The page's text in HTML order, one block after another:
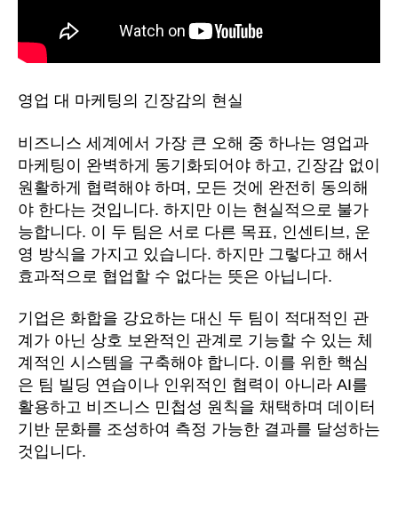
영업 대 마케팅의 긴장감의 현실
비즈니스 세계에서 가장 큰 오해 중 하나는 영업과
마케팅이 완벽하게 동기화되어야 하고, 긴장감 없이
원활하게 협력해야 하며, 모든 것에 완전히 동의해
야 한다는 것입니다. 하지만 이는 현실적으로 불가
능합니다. 이 두 팀은 서로 다른 목표, 인센티브, 운
영 방식을 가지고 있습니다. 하지만 그렇다고 해서
효과적으로 협업할 수 없다는 뜻은 아닙니다.
기업은 화합을 강요하는 대신 두 팀이 적대적인 관
계가 아닌 상호 보완적인 관계로 기능할 수 있는 체
계적인 시스템을 구축해야 합니다. 이를 위한 핵심
은 팀 빌딩 연습이나 인위적인 협력이 아니라 AI를
활용하고 비즈니스 민첩성 원칙을 채택하며 데이터
기반 문화를 조성하여 측정 가능한 결과를 달성하는
것입니다.